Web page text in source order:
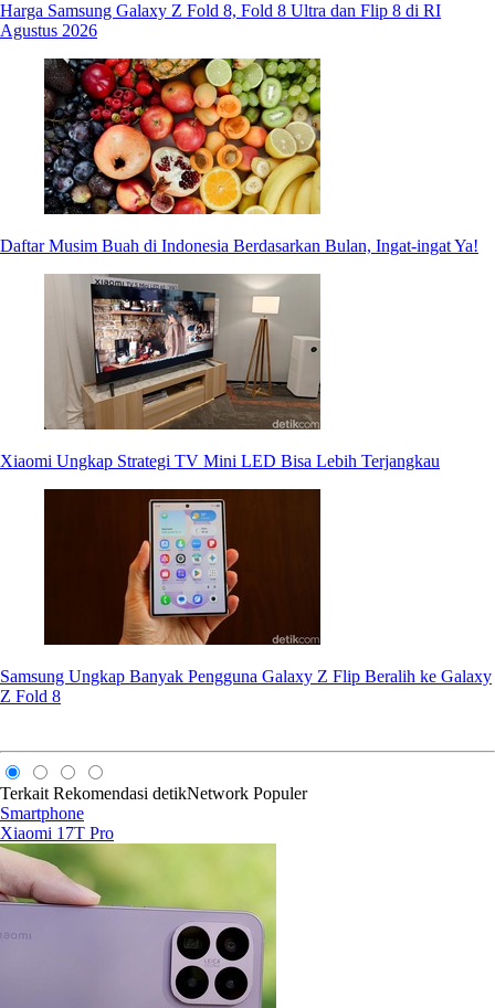
Harga Samsung Galaxy Z Fold 8, Fold 8 Ultra dan Flip 8 di RI
Agustus 2026
Daftar Musim Buah di Indonesia Berdasarkan Bulan, Ingat-ingat Ya!
Xiaomi Ungkap Strategi TV Mini LED Bisa Lebih Terjangkau
Samsung Ungkap Banyak Pengguna Galaxy Z Flip Beralih ke Galaxy
Z Fold 8
Terkait Rekomendasi detikNetwork Populer
Smartphone
Xiaomi 17T Pro